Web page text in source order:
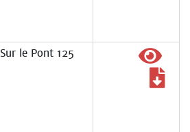
Sur le Pont 125